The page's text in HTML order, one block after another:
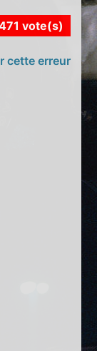
vote(s)
cette erreur